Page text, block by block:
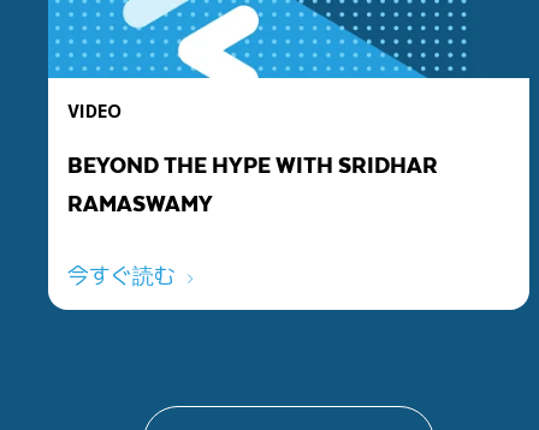
VIDEO
BEYOND THE HYPE WITH SRIDHAR
RAMASWAMY
今すぐ読む